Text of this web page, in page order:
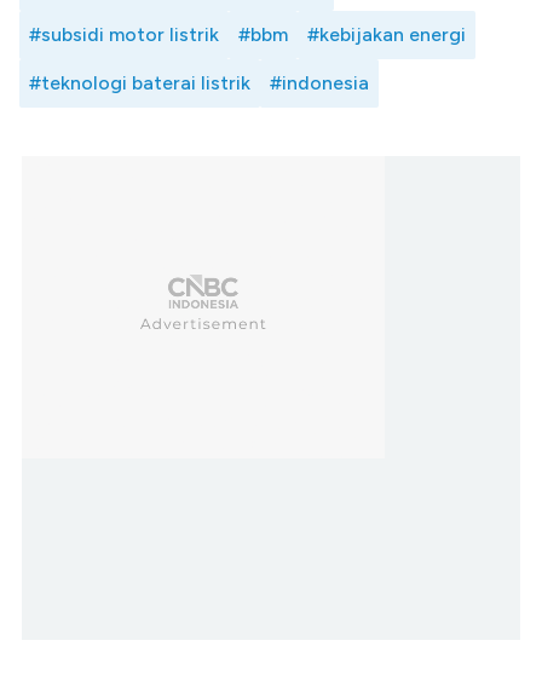
#subsidi motor listrik #bbm #kebijakan energi
#teknologi baterai listrik #indonesia